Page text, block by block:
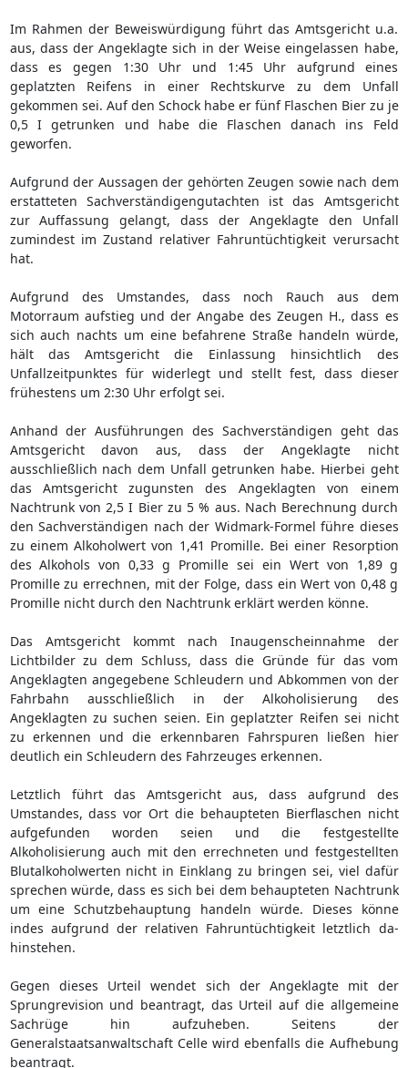
Im Rahmen der Beweiswürdigung führt das Amtsgericht u.a.
aus, dass der Angeklagte sich in der Weise eingelassen habe,
dass es gegen 1:30 Uhr und 1:45 Uhr aufgrund eines
geplatzten Reifens in einer Rechtskurve zu dem Unfall
gekommen sei. Auf den Schock habe er fünf Flaschen Bier zu je
0,5 I getrunken und habe die Flaschen danach ins Feld
geworfen.
Aufgrund der Aussagen der gehörten Zeugen sowie nach dem
erstatteten Sachverständigengutachten ist das Amtsgericht
zur Auffassung gelangt, dass der Angeklagte den Unfall
zumindest im Zustand relativer Fahruntüchtigkeit verursacht
hat.
Aufgrund des Umstandes, dass noch Rauch aus dem
Motorraum aufstieg und der Angabe des Zeugen H., dass es
sich auch nachts um eine befahrene Straße handeln würde,
hält das Amtsgericht die Einlassung hinsichtlich des
Unfallzeitpunktes für widerlegt und stellt fest, dass dieser
frühestens um 2:30 Uhr erfolgt sei.
Anhand der Ausführungen des Sachverständigen geht das
Amtsgericht davon aus, dass der Angeklagte nicht
ausschließlich nach dem Unfall getrunken habe. Hierbei geht
das Amtsgericht zugunsten des Angeklagten von einem
Nachtrunk von 2,5 I Bier zu 5 % aus. Nach Berechnung durch
den Sachverständigen nach der Widmark-Formel führe dieses
zu einem Alkoholwert von 1,41 Promille. Bei einer Resorption
des Alkohols von 0,33 g Promille sei ein Wert von 1,89 g
Promille zu errechnen, mit der Folge, dass ein Wert von 0,48 g
Promille nicht durch den Nachtrunk erklärt werden könne.
Das Amtsgericht kommt nach Inaugenscheinnahme der
Lichtbilder zu dem Schluss, dass die Gründe für das vom
Angeklagten angegebene Schleudern und Abkommen von der
Fahrbahn ausschließlich in der Alkoholisierung des
Angeklagten zu suchen seien. Ein geplatzter Reifen sei nicht
zu erkennen und die erkennbaren Fahrspuren ließen hier
deutlich ein Schleudern des Fahrzeuges erkennen.
Letztlich führt das Amtsgericht aus, dass aufgrund des
Umstandes, dass vor Ort die behaupteten Bierflaschen nicht
aufgefunden worden seien und die festgestellte
Alkoholisierung auch mit den errechneten und festgestellten
Blutalkoholwerten nicht in Einklang zu bringen sei, viel dafür
sprechen würde, dass es sich bei dem behaupteten Nachtrunk
um eine Schutzbehauptung handeln würde. Dieses könne
indes aufgrund der relativen Fahruntüchtigkeit letztlich da-
hinstehen.
Gegen dieses Urteil wendet sich der Angeklagte mit der
Sprungrevision und beantragt, das Urteil auf die allgemeine
Sachrüge hin aufzuheben. Seitens der
Generalstaatsanwaltschaft Celle wird ebenfalls die Aufhebung
beantragt.